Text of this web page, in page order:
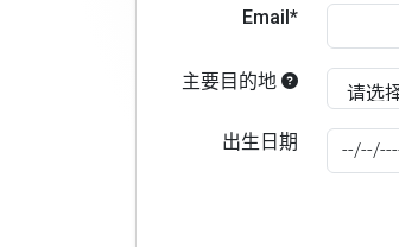
Email*
主要目的地
出生日期